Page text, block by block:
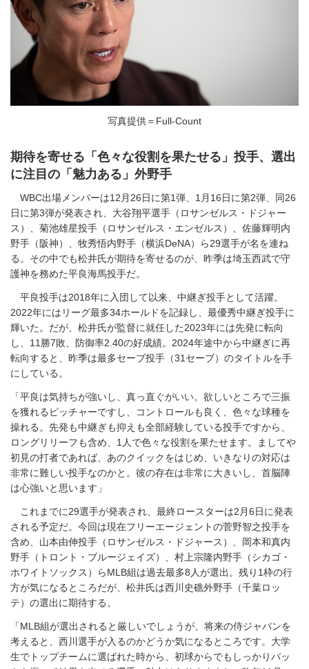
写真提供＝Full-Count
期待を寄せる「色々な役割を果たせる」投手、選出
に注目の「魅力ある」外野手
WBC出場メンバーは12月26日に第1弾、1月16日に第2弾、同26
日に第3弾が発表され、大谷翔平選手（ロサンゼルス・ドジャー
ス）、菊池雄星投手（ロサンゼルス・エンゼルス）、佐藤輝明内
野手（阪神）、牧秀悟内野手（横浜DeNA）ら29選手が名を連ね
る。その中でも松井氏が期待を寄せるのが、昨季は埼玉西武で守
護神を務めた平良海馬投手だ。
平良投手は2018年に入団して以来、中継ぎ投手として活躍。
2022年にはリーグ最多34ホールドを記録し、最優秀中継ぎ投手に
輝いた。だが、松井氏が監督に就任した2023年には先発に転向
し、11勝7敗、防御率2.40の好成績。2024年途中から中継ぎに再
転向すると、昨季は最多セーブ投手（31セーブ）のタイトルを手
にしている。
「平良は気持ちが強いし、真っ直ぐがいい。欲しいところで三振
を獲れるピッチャーですし、コントロールも良く、色々な球種を
操れる。先発も中継ぎも抑えも全部経験している投手ですから、
ロングリリーフも含め、1人で色々な役割を果たせます。ましてや
初見の打者であれば、あのクイックをはじめ、いきなりの対応は
非常に難しい投手なのかと。彼の存在は非常に大きいし、首脳陣
は心強いと思います」
これまでに29選手が発表され、最終ロースターは2月6日に発表
される予定だ。今回は現在フリーエージェントの菅野智之投手を
含め、山本由伸投手（ロサンゼルス・ドジャース）、岡本和真内
野手（トロント・ブルージェイズ）、村上宗隆内野手（シカゴ・
ホワイトソックス）らMLB組は過去最多8人が選出。残り1枠の行
方が気になるところだが、松井氏は西川史礁外野手（千葉ロッ
テ）の選出に期待する。
「MLB組が選出されると厳しいでしょうが、将来の侍ジャパンを
考えると、西川選手が入るのかどうか気になるところです。大学
生でトップチームに選ばれた時から、初球からでもしっかりバッ